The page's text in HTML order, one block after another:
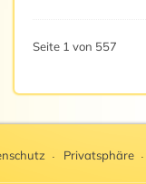
Seite 1 von 557
Privatsphäre